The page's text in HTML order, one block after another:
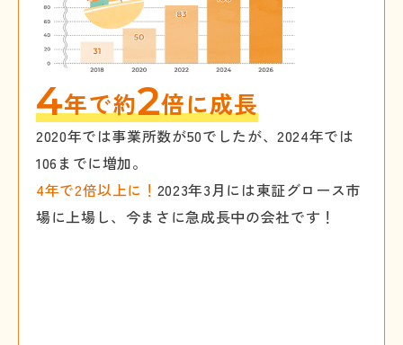
4年で約2倍に成長
2020年では事業所数が50でしたが、2024年では
106までに増加。
4年で2倍以上に！ 2023年3月には東証グロース市
場に上場し、今まさに急成長中の会社です！